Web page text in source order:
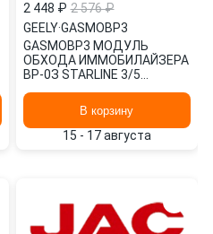
2 448 ₽ 2 576 ₽
GEELY·GASMOBP3
GASMOBP3 МОДУЛЬ
ОБХОДА ИММОБИЛАЙЗЕРА
ВР-0З STARLINE 3/5
В корзину
15 - 17 августа